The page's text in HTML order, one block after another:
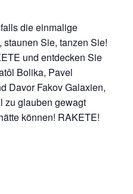
die einmalige
Sie, tanzen Sie!
und entdecken Sie
Bolika, Pavel
Davor Fakov Galaxien,
zu glauben gewagt
können! RAKETE!